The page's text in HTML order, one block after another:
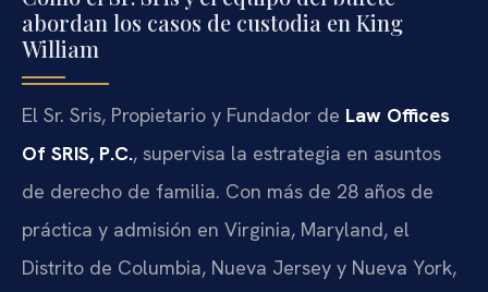
abordan los casos de custodia en King
William
El Sr. Sris, Propietario y Fundador de Law Offices
Of SRIS, P.C., supervisa la estrategia en asuntos
de derecho de familia. Con más de 28 años de
práctica y admisión en Virginia, Maryland, el
Distrito de Columbia, Nueva Jersey y Nueva York,